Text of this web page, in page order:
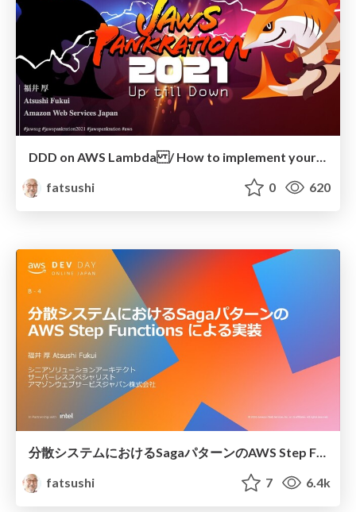
fatsushi
0 620
分散システムにおけるSagaパターンのAWS Step Functions による実装 #AWSDevDay
fatsushi
7 6.4k